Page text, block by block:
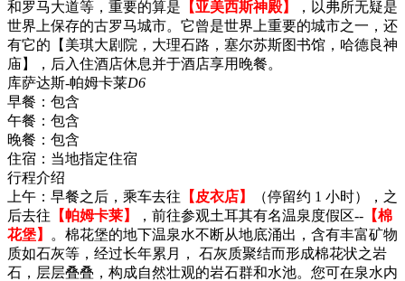
和罗马大道等，重要的算是 【亚美西斯神殿】
，以弗所无疑是
世界上保存的古罗马城市。它曾是世界上重要的城市之一，还
有它的【美琪大剧院，大理石路，塞尔苏斯图书馆，哈德良神
庙】，后入住酒店休息并于酒店享用晚餐。
库萨达斯-帕姆卡莱D6
早餐： 包含
午餐： 包含
晚餐： 包含
住宿： 当地指定住宿
行程介绍
上午：早餐之后，乘车去往 【皮衣店】
（停留约 1 小时），之
后去往 【帕姆卡莱】 ，前往参观土耳其有名温泉度假区-- 【棉
花堡】
。棉花堡的地下温泉水不断从地底涌出，含有丰富矿物
质如石灰等，经过长年累月， 石灰质聚结而形成棉花状之岩
石，层层叠叠，构成自然壮观的岩石群和水池。您可在泉水内